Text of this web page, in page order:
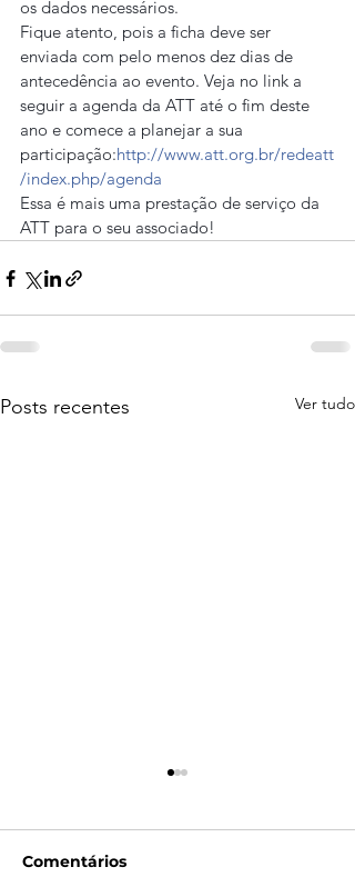
os dados necessários.
Fique atento, pois a ficha deve ser
enviada com pelo menos dez dias de
antecedência ao evento. Veja no link a
seguir a agenda da ATT até o fim deste
ano e comece a planejar a sua
participação:http://www.att.org.br/redeatt
/index.php/agenda
Essa é mais uma prestação de serviço da
ATT para o seu associado!
Posts recentes Ver tudo
Comentários